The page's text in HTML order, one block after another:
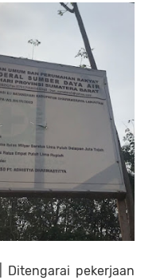
| Ditengarai pekerjaan